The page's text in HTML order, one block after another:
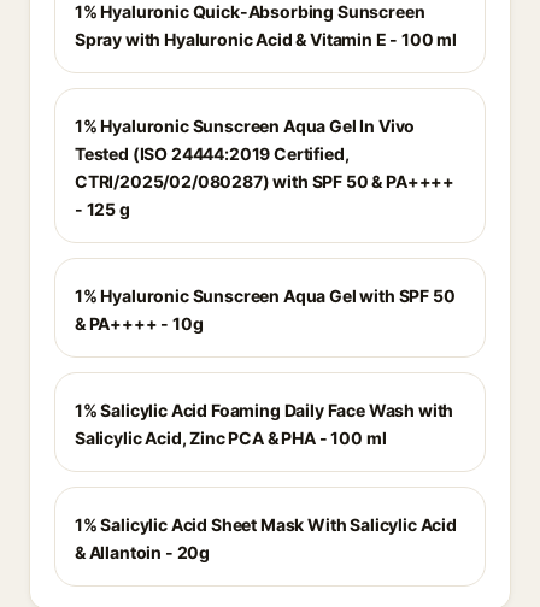
1% Hyaluronic Quick-Absorbing Sunscreen
Spray with Hyaluronic Acid & Vitamin E - 100 ml
1% Hyaluronic Sunscreen Aqua Gel In Vivo
Tested (ISO 24444:2019 Certified,
CTRI/2025/02/080287) with SPF 50 & PA++++
- 125 g
1% Hyaluronic Sunscreen Aqua Gel with SPF 50
& PA++++ - 10g
1% Salicylic Acid Foaming Daily Face Wash with
Salicylic Acid, Zinc PCA & PHA - 100 ml
1% Salicylic Acid Sheet Mask With Salicylic Acid
& Allantoin - 20g